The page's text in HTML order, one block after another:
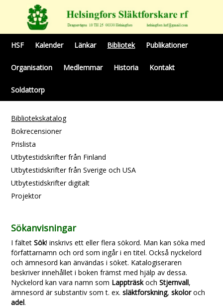
HSF Kalender Länkar Bibliotek Publikationer
Organisation Medlemmar Historia Kontakt
Soldattorp
Bibliotekskatalog
Bokrecensioner
Prislista
Utbytestidskrifter från Finland
Utbytestidskrifter från Sverige och USA
Utbytestidskrifter digitalt
Projektor
Sökanvisningar
I fältetSök! inskrivs ett eller flera sökord. Man kan söka med
författarnamn och ord som ingår i en titel. Också nyckelord
och ämnesord kan änvändas i söket. Katalogiseraren
beskriver innehållet i boken främst med hjälp av dessa.
Nyckelord kan vara namn som LappträskochStjernvall,
ämnesord är substantiv som t. ex.släktforskning,skoloroch
adel.